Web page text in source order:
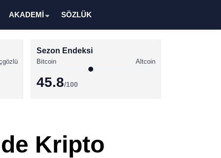
AKADEMİ SÖZLÜK
Sezon Endeksi
Bitcoin Altcoin
45.8/100
Kripto